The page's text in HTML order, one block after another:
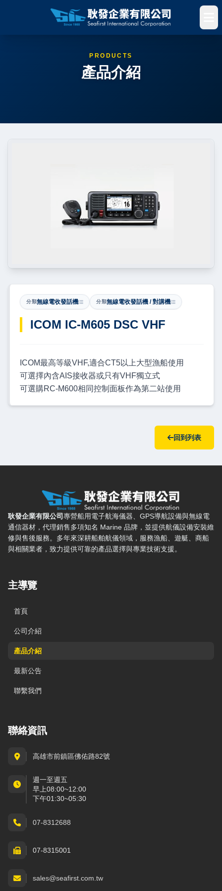
PRODUCTS
產品介紹
分類無線電收發話機 分類無線電收發話機 / 對講機
ICOM IC-M605 DSC VHF
ICOM最高等級VHF,適合CT5以上大型漁船使用
可選擇內含AIS接收器或只有VHF獨立式
可選購RC-M600相同控制面板作為第二站使用
回到列表
耿發企業有限公司 — 網站概要、主導覽與聯絡方式
耿發企業有限公司專營船用電子航海儀器、GPS導航設備與無線電
通信器材，代理銷售多項知名 Marine 品牌，並提供航儀設備安裝維
修與售後服務。多年來深耕船舶航儀領域，服務漁船、遊艇、商船
與相關業者，致力提供可靠的產品選擇與專業技術支援。
主導覽
首頁
公司介紹
產品介紹
最新公告
聯繫我們
聯絡資訊
高雄市前鎮區佛佑路82號
週一至週五
早上08:00~12:00
下午01:30~05:30
07-8312688
07-8315001
sales@seafirst.com.tw